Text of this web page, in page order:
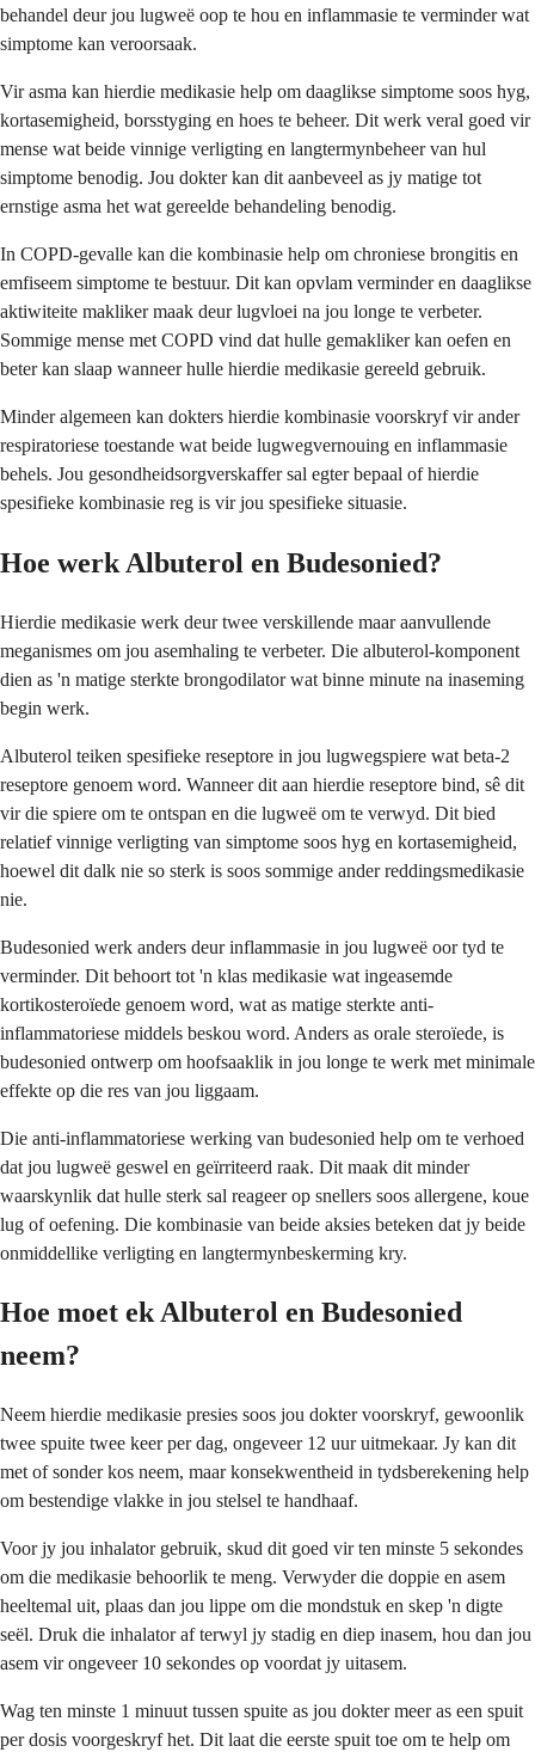
behandel deur jou lugweë oop te hou en inflammasie te verminder wat
simptome kan veroorsaak.
Vir asma kan hierdie medikasie help om daaglikse simptome soos hyg,
kortasemigheid, borsstyging en hoes te beheer. Dit werk veral goed vir
mense wat beide vinnige verligting en langtermynbeheer van hul
simptome benodig. Jou dokter kan dit aanbeveel as jy matige tot
ernstige asma het wat gereelde behandeling benodig.
In COPD-gevalle kan die kombinasie help om chroniese brongitis en
emfiseem simptome te bestuur. Dit kan opvlam verminder en daaglikse
aktiwiteite makliker maak deur lugvloei na jou longe te verbeter.
Sommige mense met COPD vind dat hulle gemakliker kan oefen en
beter kan slaap wanneer hulle hierdie medikasie gereeld gebruik.
Minder algemeen kan dokters hierdie kombinasie voorskryf vir ander
respiratoriese toestande wat beide lugwegvernouing en inflammasie
behels. Jou gesondheidsorgverskaffer sal egter bepaal of hierdie
spesifieke kombinasie reg is vir jou spesifieke situasie.
Hoe werk Albuterol en Budesonied?
Hierdie medikasie werk deur twee verskillende maar aanvullende
meganismes om jou asemhaling te verbeter. Die albuterol-komponent
dien as 'n matige sterkte brongodilator wat binne minute na inaseming
begin werk.
Albuterol teiken spesifieke reseptore in jou lugwegspiere wat beta-2
reseptore genoem word. Wanneer dit aan hierdie reseptore bind, sê dit
vir die spiere om te ontspan en die lugweë om te verwyd. Dit bied
relatief vinnige verligting van simptome soos hyg en kortasemigheid,
hoewel dit dalk nie so sterk is soos sommige ander reddingsmedikasie
nie.
Budesonied werk anders deur inflammasie in jou lugweë oor tyd te
verminder. Dit behoort tot 'n klas medikasie wat ingeasemde
kortikosteroïede genoem word, wat as matige sterkte anti-
inflammatoriese middels beskou word. Anders as orale steroïede, is
budesonied ontwerp om hoofsaaklik in jou longe te werk met minimale
effekte op die res van jou liggaam.
Die anti-inflammatoriese werking van budesonied help om te verhoed
dat jou lugweë geswel en geïrriteerd raak. Dit maak dit minder
waarskynlik dat hulle sterk sal reageer op snellers soos allergene, koue
lug of oefening. Die kombinasie van beide aksies beteken dat jy beide
onmiddellike verligting en langtermynbeskerming kry.
Hoe moet ek Albuterol en Budesonied
neem?
Neem hierdie medikasie presies soos jou dokter voorskryf, gewoonlik
twee spuite twee keer per dag, ongeveer 12 uur uitmekaar. Jy kan dit
met of sonder kos neem, maar konsekwentheid in tydsberekening help
om bestendige vlakke in jou stelsel te handhaaf.
Voor jy jou inhalator gebruik, skud dit goed vir ten minste 5 sekondes
om die medikasie behoorlik te meng. Verwyder die doppie en asem
heeltemal uit, plaas dan jou lippe om die mondstuk en skep 'n digte
seël. Druk die inhalator af terwyl jy stadig en diep inasem, hou dan jou
asem vir ongeveer 10 sekondes op voordat jy uitasem.
Wag ten minste 1 minuut tussen spuite as jou dokter meer as een spuit
per dosis voorgeskryf het. Dit laat die eerste spuit toe om te help om